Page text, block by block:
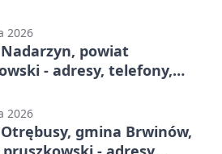
2026
powiat
- adresy, telefony,
2026
gmina Brwinów,